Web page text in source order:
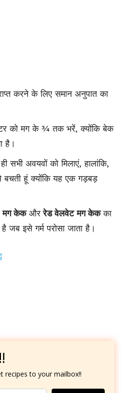
करने के लिए समान अनुपात का
को मग के ¾ तक भरें, क्योंकि बेक
है।
सभी अवयवों को मिलाएं, हालांकि,
हूं क्योंकि यह एक गड़बड़
मग केकऔररेड वेलवेट मग केकका
जब इसे गर्म परोसा जाता है।
recipes to your mailbox!!